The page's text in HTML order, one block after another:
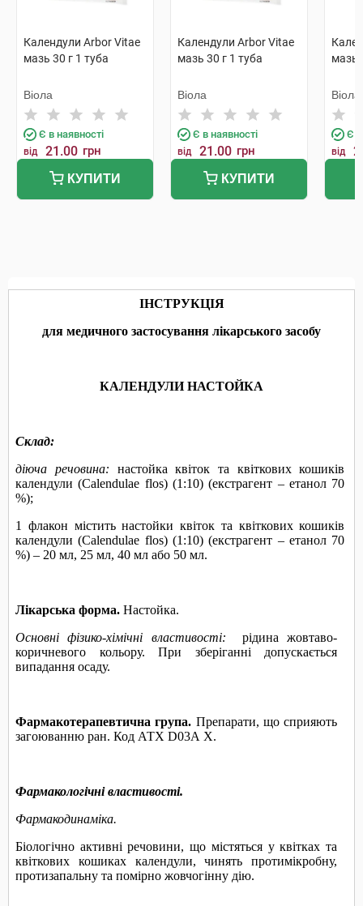
Календули Arbor Vitae
мазь 30 г 1 туба
Віола
Є в наявності
від 21.00 грн
КУПИТИ
Календули Arbor Vitae
мазь 30 г 1 туба
Віола
Є в наявності
від 21.00 грн
КУПИТИ
мазь
Віола
Є в
від